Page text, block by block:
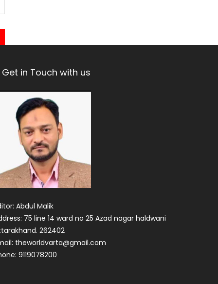
Get in Touch with us
Abdul Malik
75 line 14 ward no 25 Azad nagar haldwani
262402
theworldvarta@gmail.com
9119078200